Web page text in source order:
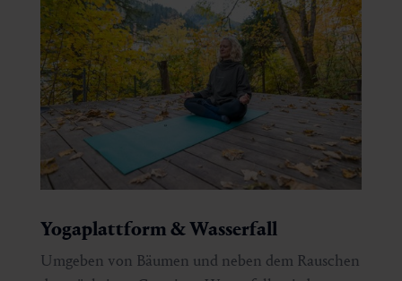
Yogaplattform & Wasserfall
Umgeben von Bäumen und neben dem Rauschen